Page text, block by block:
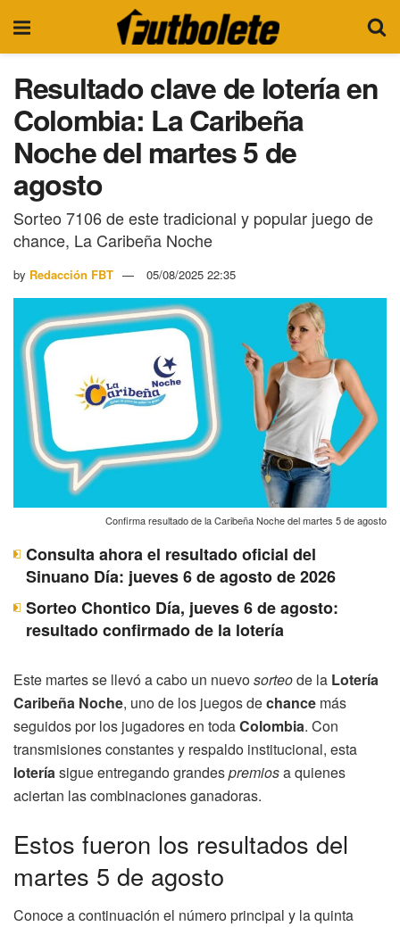
Resultado clave de lotería en
Colombia: La Caribeña
Noche del martes 5 de
agosto
Sorteo 7106 de este tradicional y popular juego de
chance, La Caribeña Noche
by Redacción FBT 05/08/2025 22:35
Confirma resultado de la Caribeña Noche del martes 5 de agosto
Consulta ahora el resultado oficial del
Sinuano Día: jueves 6 de agosto de 2026
Sorteo Chontico Día, jueves 6 de agosto:
resultado confirmado de la lotería
Este martes se llevó a cabo un nuevosorteode la Lotería
Caribeña Noche, uno de los juegos dechance más
seguidos por los jugadores en todaColombia. Con
transmisiones constantes y respaldo institucional, esta
loteríasigue entregando grandespremiosa quienes
aciertan las combinaciones ganadoras.
Estos fueron los resultados del
martes 5 de agosto
Conoce a continuación el número principal y la quinta